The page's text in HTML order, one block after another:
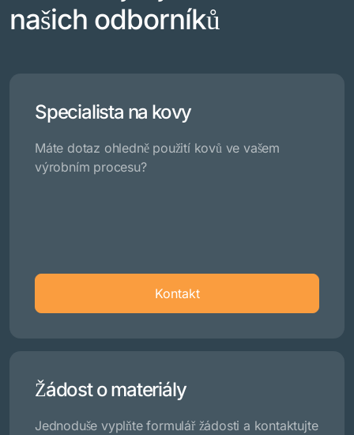
našich odborníků
Specialista na kovy
Máte dotaz ohledně použití kovů ve vašem
výrobním procesu?
Kontakt
Žádost o materiály
Jednoduše vyplňte formulář žádosti a kontaktujte